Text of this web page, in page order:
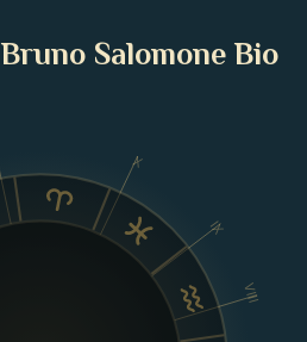
Bruno Salomone Bio
VIII
IX
X